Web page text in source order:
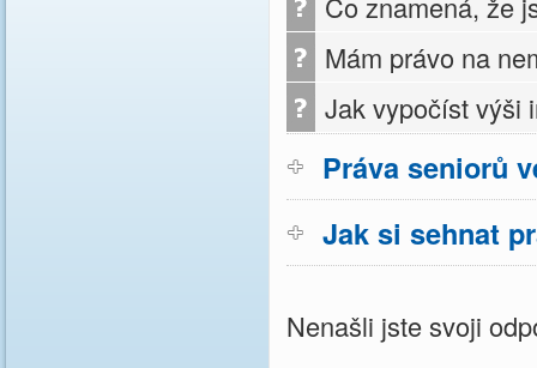
Mám právo na
Jak vypočíst výši
Práva seniorů
Jak si sehnat
Nenašli jste svoji